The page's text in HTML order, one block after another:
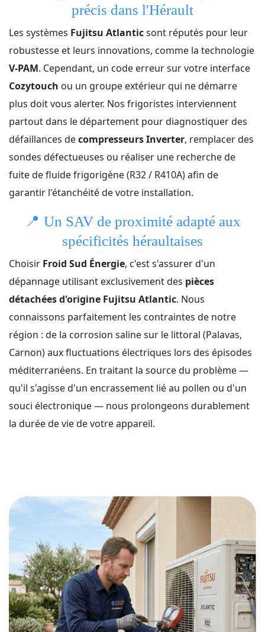
précis dans l'Hérault
Les systèmes Fujitsu Atlanticsont réputés pour leur
robustesse et leurs innovations, comme la technologie
V-PAM. Cependant, un code erreur sur votre interface
Cozytouch ou un groupe extérieur qui ne démarre
plus doit vous alerter. Nos frigoristes interviennent
partout dans le département pour diagnostiquer des
défaillances decompresseurs Inverter, remplacer des
sondes défectueuses ou réaliser une recherche de
fuite de fluide frigorigène (R32 / R410A) afin de
garantir l'étanchéité de votre installation.
📍 Un SAV de proximité adapté aux
spécificités héraultaises
Choisir Froid Sud Énergie, c'est s'assurer d'un
dépannage utilisant exclusivement des pièces
détachées d'origine Fujitsu Atlantic. Nous
connaissons parfaitement les contraintes de notre
région : de la corrosion saline sur le littoral (Palavas,
Carnon) aux fluctuations électriques lors des épisodes
méditerranéens. En traitant la source du problème —
qu'il s'agisse d'un encrassement lié au pollen ou d'un
souci électronique — nous prolongeons durablement
la durée de vie de votre appareil.